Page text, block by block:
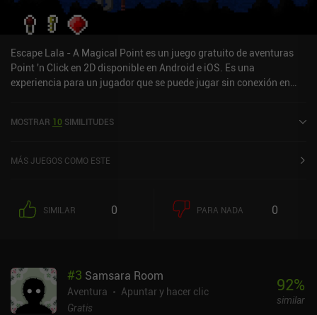
Escape Lala - A Magical Point es un juego gratuito de aventuras
Point 'n Click en 2D disponible en Android e iOS. Es una
experiencia para un jugador que se puede jugar sin conexión en
Play y de 4,6 sobre 5,0 en la App Store de iOS.
MOSTRAR 10 SIMILITUDES
MÁS JUEGOS COMO ESTE
SIMILAR 0 PARA NADA 0
#3 Samsara Room
Aventura
Apuntar y hacer clic
Gratis
92%
similar